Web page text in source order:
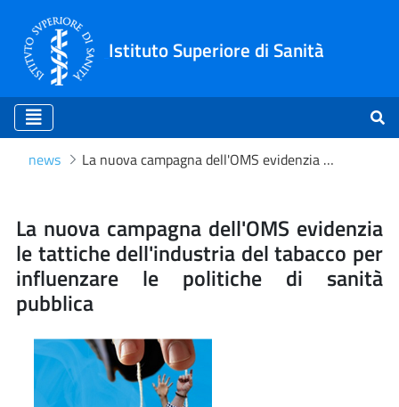
Istituto Superiore di Sanità
news La nuova campagna dell'OMS evidenzia le tattiche dell'industria del tabacco per influenzare le politiche di sanità pubblica
La nuova campagna
La nuova campagna dell'OMS evidenzia
le tattiche dell'industria del tabacco per
influenzare le politiche di sanità
pubblica